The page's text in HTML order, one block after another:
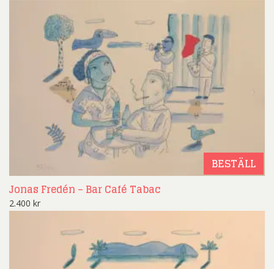
BESTÄLL
Jonas Fredén – Bar Café Tabac
2.400 kr